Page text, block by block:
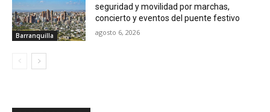
Barranquilla
seguridad y movilidad por marchas,
concierto y eventos del puente festivo
agosto 6, 2026